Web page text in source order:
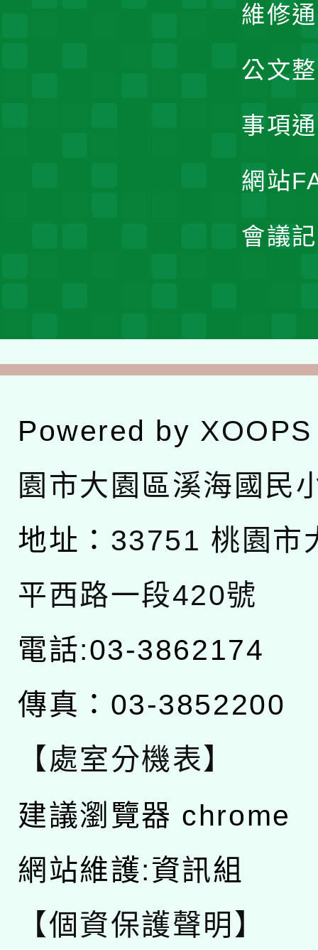
維修
公文
事項
網站
會議
Powered by XOOPS
園市大園區溪海國民
地址： 33751 桃園市
平西路一段420號
電話:03-3862174
傳真：03-3852200
【處室分機表】
建議瀏覽器 chrome
網站維護:資訊組
【個資保護聲明】